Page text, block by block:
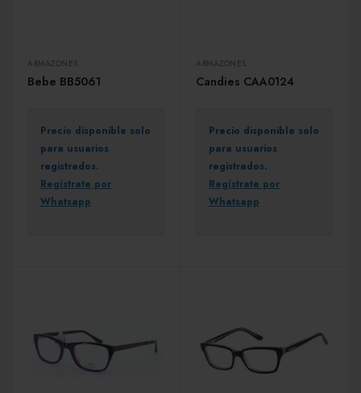
ARMAZONES
Bebe BB5061
Precio disponible solo
para usuarios
registrados.
Regístrate por
Whatsapp
ARMAZONES
Candies CAA0124
Precio disponible solo
para usuarios
registrados.
Regístrate por
Whatsapp